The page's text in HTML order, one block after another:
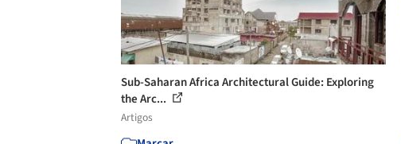
Sub-Saharan Africa Architectural Guide: Exploring
the Arc...
Artigos